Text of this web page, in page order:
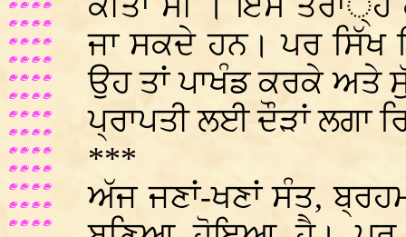
ਜਾ ਸਕਦੇ ਹਨ। ਪਰ ਸਿੱਖ
ਉਹ ਤਾਂ ਪਾਖੰਡ ਕਰਕੇ ਅਤੇ
ਪ੍ਰਾਪਤੀ ਲਈ ਦੌੜਾਂ ਲਗਾ
***
ਅੱਜ ਜਣਾਂ-ਖਣਾਂ ਸੰਤ,